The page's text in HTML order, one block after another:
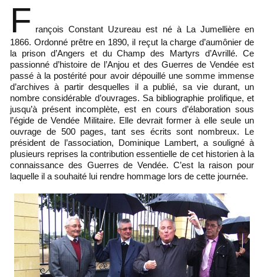
F rançois Constant Uzureau est né à La Jumellière en
1866. Ordonné prêtre en 1890, il reçut la charge d’aumônier de
la prison d’Angers et du Champ des Martyrs d’Avrillé. Ce
passionné d’histoire de l’Anjou et des Guerres de Vendée est
passé à la postérité pour avoir dépouillé une somme immense
d’archives à partir desquelles il a publié, sa vie durant, un
nombre considérable d’ouvrages. Sa bibliographie prolifique, et
jusqu’à présent incomplète, est en cours d’élaboration sous
l’égide de Vendée Militaire. Elle devrait former à elle seule un
ouvrage de 500 pages, tant ses écrits sont nombreux. Le
président de l’association, Dominique Lambert, a souligné à
plusieurs reprises la contribution essentielle de cet historien à la
connaissance des Guerres de Vendée. C’est la raison pour
laquelle il a souhaité lui rendre hommage lors de cette journée.